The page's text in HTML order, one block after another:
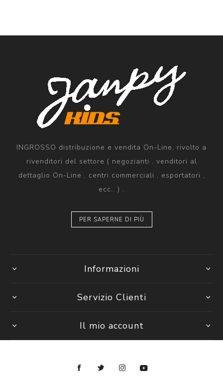
INGROSSO distribuzione e vendita On-Line, rivolto a
rivenditori del settore ( negozianti , venditori al
dettaglio On-Line , centri commerciali , esportatori ,
ecc.. ) .
PER SAPERNE DI PIÙ
Informazioni
Servizio Clienti
Il mio account